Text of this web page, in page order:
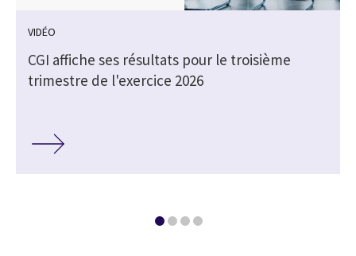
VIDÉO
CGI affiche ses résultats pour le troisième
trimestre de l'exercice 2026